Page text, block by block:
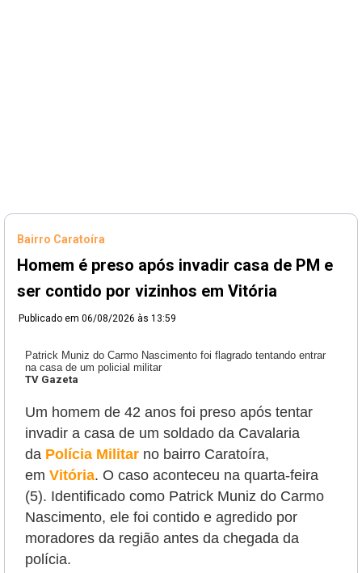
Bairro Caratoíra
Homem é preso após invadir casa de PM e
ser contido por vizinhos em Vitória
Publicado em 06/08/2026 às 13:59
Patrick Muniz do Carmo Nascimento foi flagrado tentando entrar
na casa de um policial militar
TV Gazeta
Um homem de 42 anos foi preso após tentar
invadir a casa de um soldado da Cavalaria
da Polícia Militar no bairro Caratoíra,
em Vitória. O caso aconteceu na quarta-feira
(5). Identificado como Patrick Muniz do Carmo
Nascimento, ele foi contido e agredido por
moradores da região antes da chegada da
polícia.